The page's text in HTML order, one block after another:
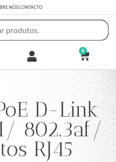
NÓSCONTACTO
0
D-Link
802.3af/
RJ45